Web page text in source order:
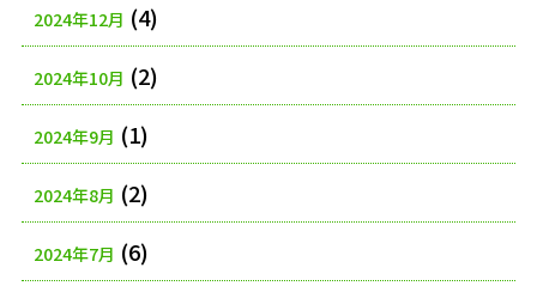
2024年12月 (4)
2024年10月 (2)
2024年9月 (1)
2024年8月 (2)
2024年7月 (6)